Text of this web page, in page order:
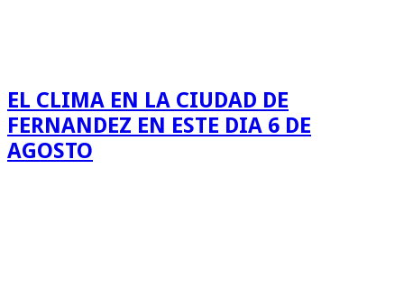
EL CLIMA EN LA CIUDAD DE
FERNANDEZ EN ESTE DIA 6 DE
AGOSTO